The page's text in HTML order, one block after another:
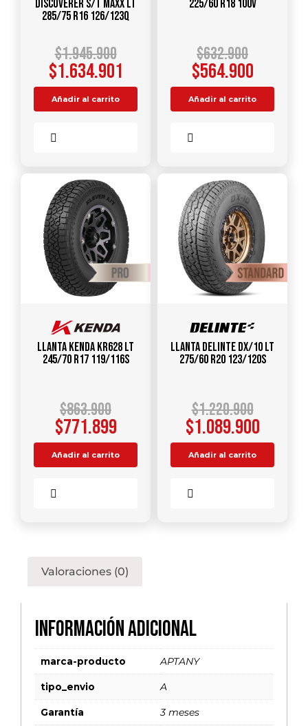
DISCOVERER S/T MAXX LT
285/75 R16 126/123Q
$1.945.900
$1.634.901
Añadir al carrito
225/60 R18 100V
$632.900
$564.900
Añadir al carrito
Llanta KENDA KR628 LT
245/70 R17 119/116S
$863.900
$771.899
Añadir al carrito
Llanta DELINTE DX/10 LT
275/60 R20 123/120S
$1.220.900
$1.089.900
Añadir al carrito
Valoraciones (0)
Información adicional
marca-producto APTANY
tipo_envio A
Garantía 3 meses